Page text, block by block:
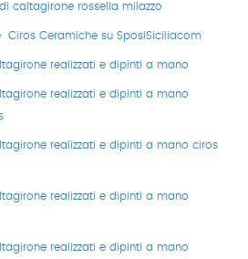
caltagirone rossella milazzo
Ciros Ceramiche su SposiSiciliacom
realizzati e dipinti a mano
realizzati e dipinti a mano
realizzati e dipinti a mano ciros
realizzati e dipinti a mano
realizzati e dipinti a mano